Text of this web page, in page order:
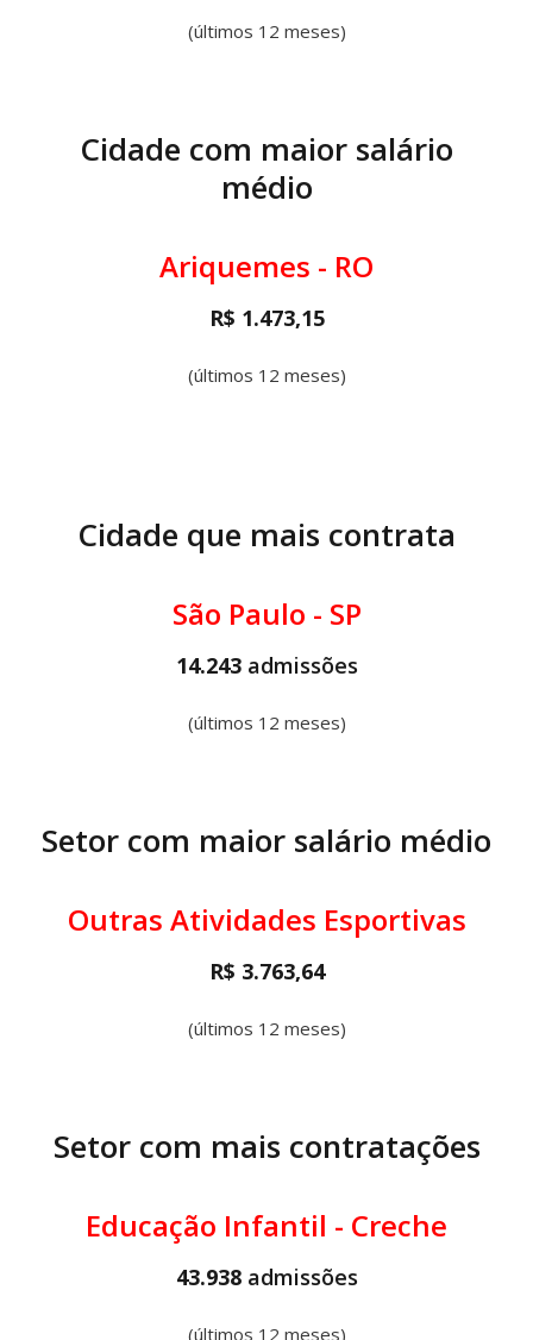
(últimos 12 meses)
Cidade com maior salário
médio
Ariquemes - RO
R$ 1.473,15
(últimos 12 meses)
Cidade que mais contrata
São Paulo - SP
14.243 admissões
(últimos 12 meses)
Setor com maior salário médio
Outras Atividades Esportivas
R$ 3.763,64
(últimos 12 meses)
Setor com mais contratações
Educação Infantil - Creche
43.938 admissões
(últimos 12 meses)